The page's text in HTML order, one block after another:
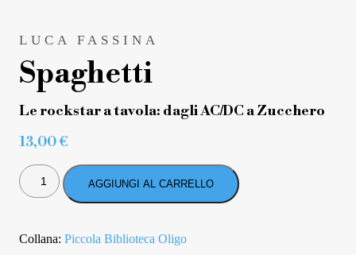
LUCA FASSINA
Spaghetti
Le rockstar a tavola: dagli AC/DC a Zucchero
13,00€
SPAGHETTI
QUANTITÀ
AGGIUNGI AL CARRELLO
Collana: Piccola Biblioteca Oligo